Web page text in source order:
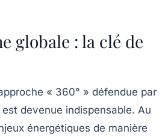
globale : la clé de
« 360° » défendue par
devenue indispensable. Au
énergétiques de manière